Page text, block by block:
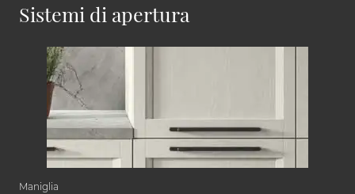
Sistemi di apertura
Maniglia